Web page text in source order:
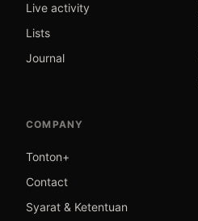
Live activity
Lists
Journal
COMPANY
Tonton+
Contact
Syarat & Ketentuan